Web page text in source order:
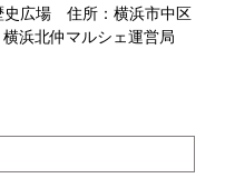
史広場 住所：横浜市中区
浜北仲マルシェ運営局